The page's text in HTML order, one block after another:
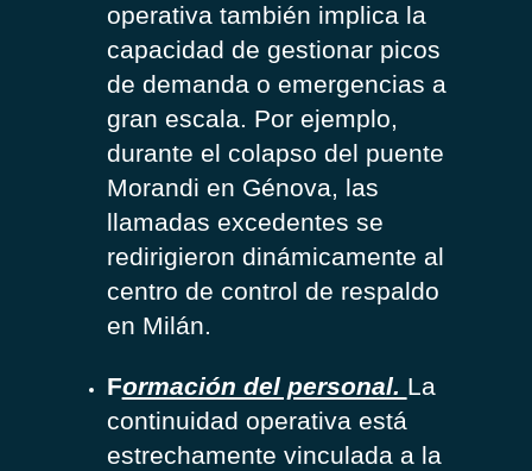
operativa también implica la
capacidad de gestionar picos
de demanda o emergencias a
gran escala. Por ejemplo,
durante el colapso del puente
Morandi en Génova, las
llamadas excedentes se
redirigieron dinámicamente al
centro de control de respaldo
en Milán.
Formación del personal. La
continuidad operativa está
estrechamente vinculada a la